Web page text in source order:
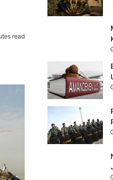
read